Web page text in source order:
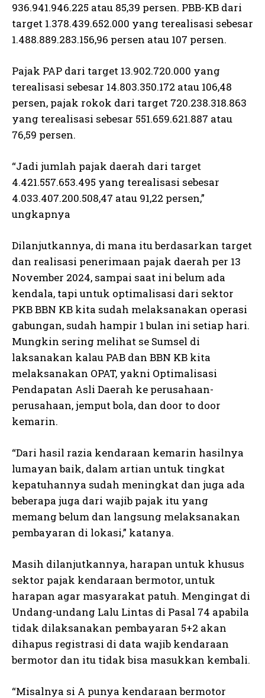
936.941.946.225 atau 85,39 persen. PBB-KB dari
target 1.378.439.652.000 yang terealisasi sebesar
1.488.889.283.156,96 persen atau 107 persen.
Pajak PAP dari target 13.902.720.000 yang
terealisasi sebesar 14.803.350.172 atau 106,48
persen, pajak rokok dari target 720.238.318.863
yang terealisasi sebesar 551.659.621.887 atau
76,59 persen.
“Jadi jumlah pajak daerah dari target
4.421.557.653.495 yang terealisasi sebesar
4.033.407.200.508,47 atau 91,22 persen,”
ungkapnya
Dilanjutkannya, di mana itu berdasarkan target
dan realisasi penerimaan pajak daerah per 13
November 2024, sampai saat ini belum ada
kendala, tapi untuk optimalisasi dari sektor
PKB BBN KB kita sudah melaksanakan operasi
gabungan, sudah hampir 1 bulan ini setiap hari.
Mungkin sering melihat se Sumsel di
laksanakan kalau PAB dan BBN KB kita
melaksanakan OPAT, yakni Optimalisasi
Pendapatan Asli Daerah ke perusahaan-
perusahaan, jemput bola, dan door to door
kemarin.
“Dari hasil razia kendaraan kemarin hasilnya
lumayan baik, dalam artian untuk tingkat
kepatuhannya sudah meningkat dan juga ada
beberapa juga dari wajib pajak itu yang
memang belum dan langsung melaksanakan
pembayaran di lokasi,” katanya.
Masih dilanjutkannya, harapan untuk khusus
sektor pajak kendaraan bermotor, untuk
harapan agar masyarakat patuh. Mengingat di
Undang-undang Lalu Lintas di Pasal 74 apabila
tidak dilaksanakan pembayaran 5+2 akan
dihapus registrasi di data wajib kendaraan
bermotor dan itu tidak bisa masukkan kembali.
“Misalnya si A punya kendaraan bermotor